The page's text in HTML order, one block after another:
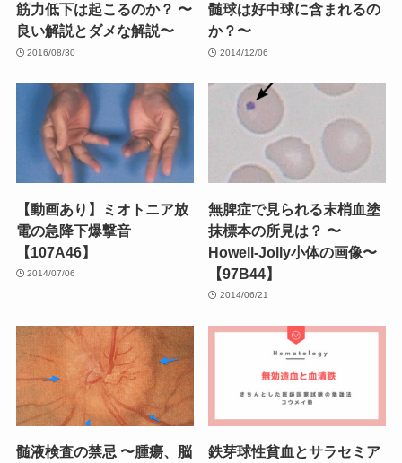
筋力低下は起こるのか？ 〜
良い解説とダメな解説〜
2016/08/30
髄球は好中球に含まれるの
か？〜
2014/12/06
【動画あり】ミオトニア放
電の急降下爆撃音
【107A46】
2014/07/06
無脾症で見られる末梢血塗
抹標本の所見は？ 〜
Howell-Jolly小体の画像〜
【97B44】
2014/06/21
髄液検査の禁忌 〜腫瘍、脳 鉄芽球性貧血とサラセミア